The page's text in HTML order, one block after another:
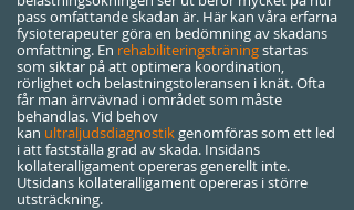
pass omfattande skadan är. Här kan våra erfarna
fysioterapeuter göra en bedömning av skadans
omfattning. En rehabiliteringsträningstartas
som siktar på att optimera koordination,
rörlighet och belastningstoleransen i knät. Ofta
får man ärrvävnad i området som måste
behandlas. Vid behov
kan ultraljudsdiagnostikgenomföras som ett led
i att fastställa grad av skada. Insidans
kollateralligament opereras generellt inte.
Utsidans kollateralligament opereras i större
utsträckning.